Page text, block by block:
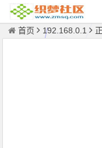
首页 192.168.0.1